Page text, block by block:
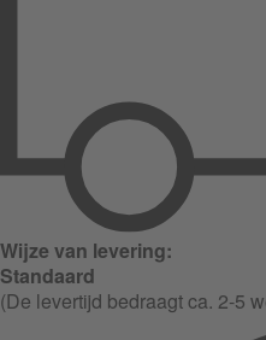
Wijze van levering:
Standaard
(De levertijd bedraagt ca. 2-5